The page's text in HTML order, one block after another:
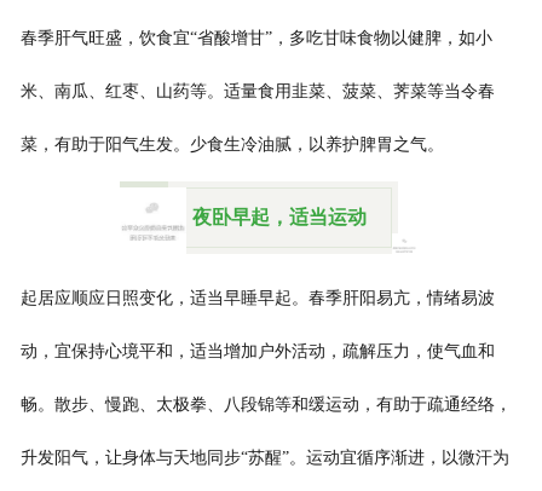
春季肝气旺盛，饮食宜“省酸增甘”，多吃甘味食物以健脾，如小
米、南瓜、红枣、山药等。适量食用韭菜、菠菜、荠菜等当令春
菜，有助于阳气生发。少食生冷油腻，以养护脾胃之气。
夜卧早起，适当运动
起居应顺应日照变化，适当早睡早起。春季肝阳易亢，情绪易波
动，宜保持心境平和， 适当增加户外活动， 疏解压力，使气血和
畅。散步、慢跑、太极拳、八段锦等和缓运动，有助于疏通经络，
升发阳气，让身体与天地同步“苏醒”。运动宜循序渐进，以微汗为